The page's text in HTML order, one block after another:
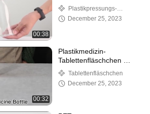
00:38
Soßen-Flaschen mit
Deckel Flip Top Food
Grade
Plastikpressungs-
Soßen-Flasche
December 25, 2023
00:32
Plastikmedizin-
Tablettenfläschchen mit
leeren Plastikvitamin-
Flaschen des
Eichmeister-200ml
Tablettenfläschchen
December 25, 2023